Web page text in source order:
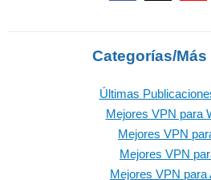
Categorías/
Últimas
Mejores VPN para
Mejores VPN
Mejores VPN
Mejores VPN para